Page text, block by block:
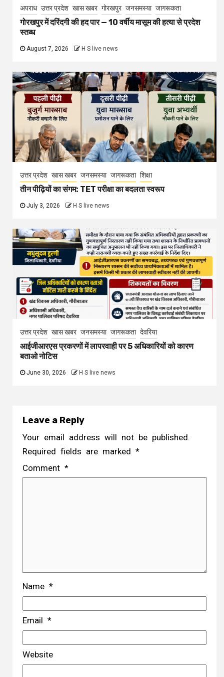
अपराध उत्तर प्रदेश खास खबर गोरखपुर जनसमस्या जागरूकता
गोरखपुर में दरिंदगी की हद पार — 10 वर्षीय मासूम की हत्या से प्रदेश
स्तब्ध
August 7, 2026 H S live news
उत्तर प्रदेश खास खबर जनसमस्या जागरूकता शिक्षा
तीन पीढ़ियों का संगम: TET परीक्षा का बदलता स्वरूप
July 3, 2026 H S live news
उत्तर प्रदेश खास खबर जनसमस्या जागरूकता देवरिया
आईजीआरएस प्रकरणों में लापरवाही पर 5 अधिकारियों को कारण
बताओ नोटिस
June 30, 2026 H S live news
Leave a Reply
Your email address will not be published.
Required fields are marked *
Comment *
Name *
Email *
Website